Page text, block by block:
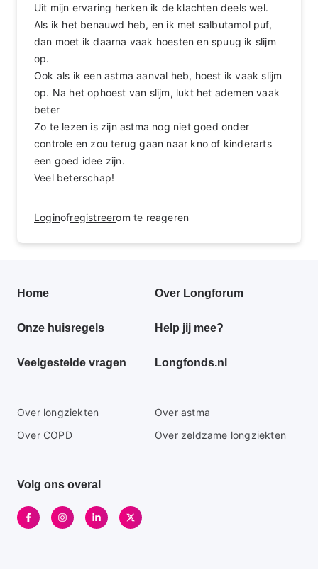
Uit mijn ervaring herken ik de klachten deels wel.
Als ik het benauwd heb, en ik met salbutamol puf,
dan moet ik daarna vaak hoesten en spuug ik slijm
op.
Ook als ik een astma aanval heb, hoest ik vaak slijm
op. Na het ophoest van slijm, lukt het ademen vaak
beter
Zo te lezen is zijn astma nog niet goed onder
controle en zou terug gaan naar kno of kinderarts
een goed idee zijn.
Veel beterschap!
Loginofregistreerom te reageren
Primair
menu
Home Over Longforum
Onze huisregels Help jij mee?
Veelgestelde vragen Longfonds.nl
Secundaire
footer
Over longziekten
Over astma
Over COPD
Over zeldzame longziekten
Volg ons overal